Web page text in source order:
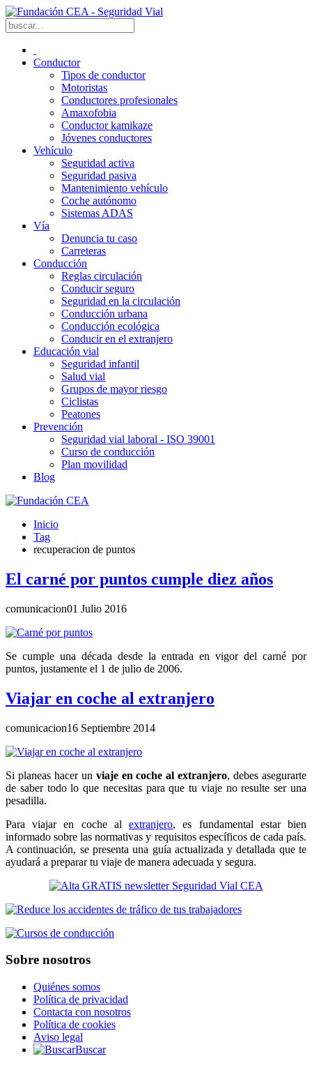
Conductor
Tipos de conductor
Motoristas
Conductores profesionales
Amaxofobia
Conductor kamikaze
Jóvenes conductores
Vehículo
Seguridad activa
Seguridad pasiva
Mantenimiento vehículo
Coche autónomo
Sistemas ADAS
Vía
Denuncia tu caso
Carreteras
Conducción
Reglas circulación
Conducir seguro
Seguridad en la circulación
Conducción urbana
Conducción ecológica
Conducir en el extranjero
Educación vial
Seguridad infantil
Salud vial
Grupos de mayor riesgo
Ciclistas
Peatones
Prevención
Seguridad vial laboral - ISO 39001
Curso de conducción
Plan movilidad
Blog
Inicio
Tag
recuperacion de puntos
El carné por puntos cumple diez años
comunicacion01 Julio 2016
Se cumple una década desde la entrada en vigor del carné por
puntos, justamente el 1 de julio de 2006.
Viajar en coche al extranjero
comunicacion16 Septiembre 2014
Si planeas hacer un viaje en coche al extranjero, debes asegurarte
de saber todo lo que necesitas para que tu viaje no resulte ser una
pesadilla.
Para viajar en coche alextranjero, es fundamental estar bien
informado sobre las normativas y requisitos específicos de cada país.
A continuación, se presenta una guía actualizada y detallada que te
ayudará a preparar tu viaje de manera adecuada y segura.
Sobre nosotros
Quiénes somos
Política de privacidad
Contacta con nosotros
Política de cookies
Aviso legal
Buscar